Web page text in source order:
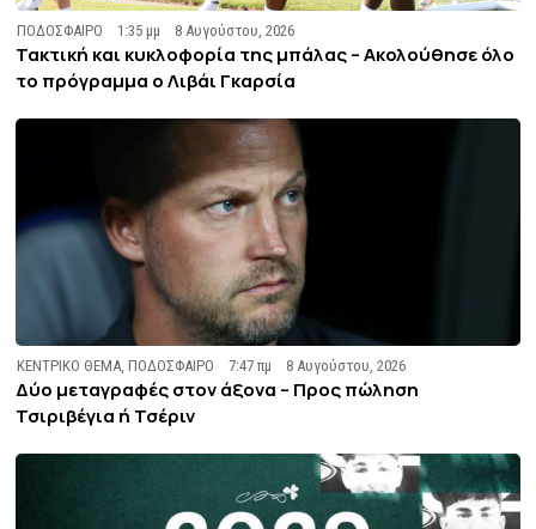
ΠΟΔΟΣΦΑΙΡΟ 1:35 μμ 8 Αυγούστου, 2026
Τακτική και κυκλοφορία της μπάλας – Ακολούθησε όλο
το πρόγραμμα ο Λιβάι Γκαρσία
ΚΕΝΤΡΙΚΟ ΘΕΜΑ,ΠΟΔΟΣΦΑΙΡΟ 7:47 πμ 8 Αυγούστου, 2026
Δύο μεταγραφές στον άξονα – Προς πώληση
Τσιριβέγια ή Τσέριν